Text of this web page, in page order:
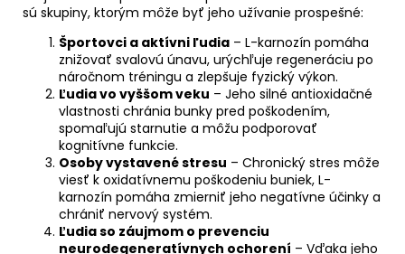
sú skupiny, ktorým môže byť jeho užívanie prospešné:
Športovci a aktívni ľudia – L-karnozín pomáha
znižovať svalovú únavu, urýchľuje regeneráciu po
náročnom tréningu a zlepšuje fyzický výkon.
Ľudia vo vyššom veku – Jeho silné antioxidačné
vlastnosti chránia bunky pred poškodením,
spomaľujú starnutie a môžu podporovať
kognitívne funkcie.
Osoby vystavené stresu – Chronický stres môže
viesť k oxidatívnemu poškodeniu buniek, L-
karnozín pomáha zmierniť jeho negatívne účinky a
chrániť nervový systém.
Ľudia so záujmom o prevenciu
neurodegeneratívnych ochorení – Vďaka jeho